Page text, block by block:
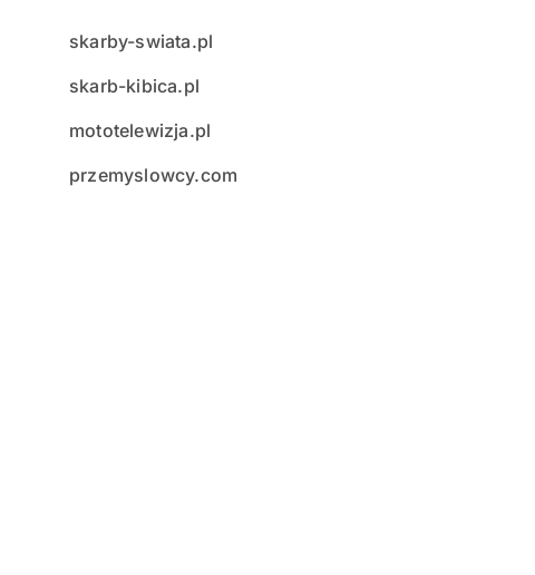
skarby-swiata.pl
skarb-kibica.pl
mototelewizja.pl
przemyslowcy.com